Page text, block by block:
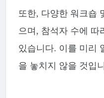
또한, 다양한 워크숍
으며, 참석자 수에 따
있습니다. 이를 미리
을 놓치지 않을 것입